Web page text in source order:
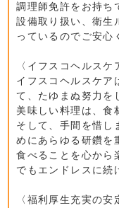
調理師免許をお持ち
設備取り扱い、衛生
っているのでご安心
〈イフスコヘルスケ
イフスコヘルスケア
て、たゆまぬ努力を
美味しい料理は、食
そして、手間を惜し
めにあらゆる研鑽を
食べることを心から
でもエンドレスに続
〈福利厚生充実の安